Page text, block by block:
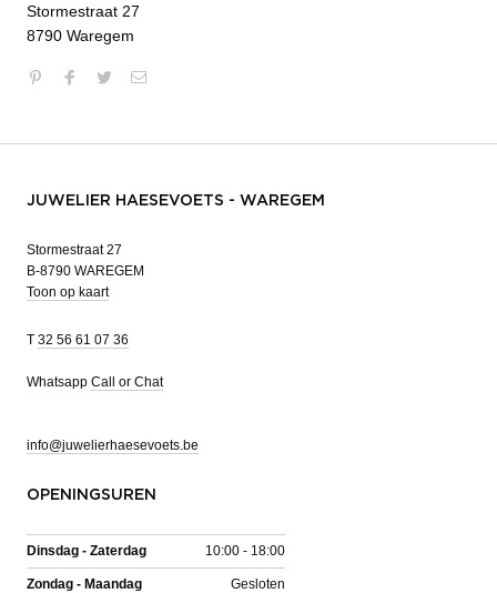
Stormestraat 27
8790 Waregem
JUWELIER HAESEVOETS - WAREGEM
Stormestraat 27
B-8790 WAREGEM
Toon op kaart
T 32 56 61 07 36
Whatsapp Call or Chat
info@juwelierhaesevoets.be
OPENINGSUREN
Dinsdag - Zaterdag 10:00 - 18:00
Zondag - Maandag Gesloten